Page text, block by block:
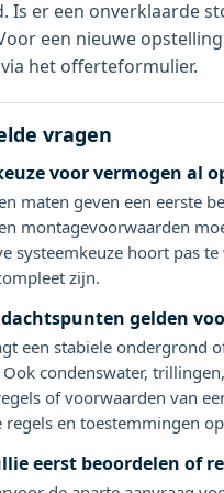
Is er een onverklaarde
een nieuwe
het offerteformulier.
vragen
voor vermogen al
maten geven een eerste
montagevoorwaarden
systeemkeuze hoort pas
zijn.
gelden
een stabiele ondergrond
condenswater,
of voorwaarden van
regels en toestemmingen
eerst beoordelen of